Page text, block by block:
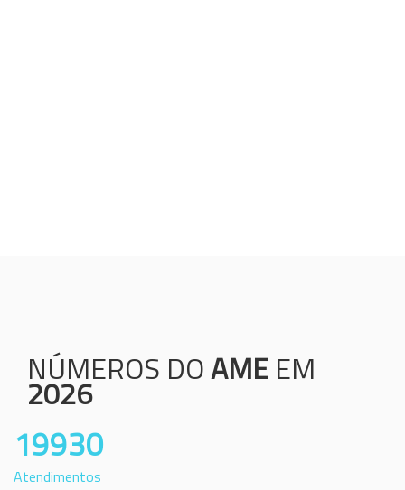
NÚMEROS DOAME EM
2026
19930
Atendimentos